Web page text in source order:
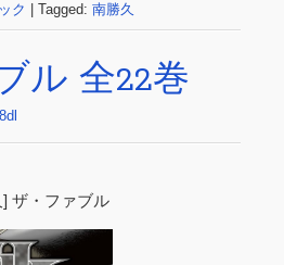
ク Tagged: 南勝久
ル 全22巻
ザ・ファブル